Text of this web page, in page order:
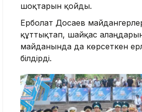
шоқтарын қойды.
Ерболат Досаев
құттықтап, шайқас
майданында да көрсеткен
білдірді.